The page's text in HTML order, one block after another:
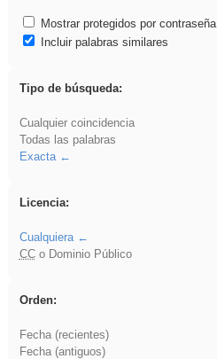
Mostrar protegidos por contraseña
Incluir palabras similares
Tipo de búsqueda:
Cualquier coincidencia
Todas las palabras
Exacta
Licencia:
Cualquiera
CCo Dominio Público
Orden:
Fecha (recientes)
Fecha (antiguos)